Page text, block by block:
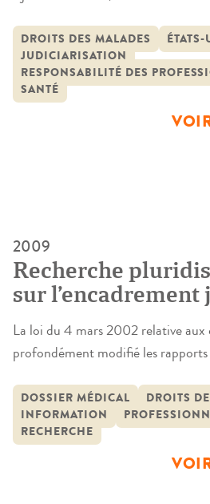
le phénomène de judiciarisation de
menée présente des statistiques
cette raison, elle a été réalisée à
décisions […]
DROITS DES MALADES
JUDICIARISATION
RESPONSABILITÉ DES
SANTÉ
2009
Recherche
sur
la décision
La loi du 4 mars 2002 relative aux
profondément modifié les
généraux de la personne, le
l’usager du système de santé. En
la décision médicale relevait du
DOSSIER MÉDICAL
DROITS
INFORMATION
RECHERCHE